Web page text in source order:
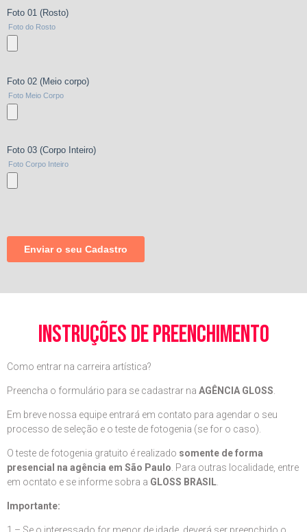
instruções de preenchimento
Como entrar na carreira artística?
Preencha o formulário para se cadastrar na AGÊNCIA GLOSS
Em breve nossa equipe entrará em contato para agendar o seu
processo de seleção e o teste de fotogenia (se for o caso).
O teste de fotogenia gratuito é realizado somente de forma
presencial na agência em São Paulo . Para outras localidade, entre
em ocntato e se informe sobra a GLOSS BRASIL
Importante: